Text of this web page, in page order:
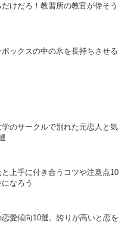
けだろ！教習所の教官が偉そう
ックスの中の氷を長持ちさせる
のサークルで別れた元恋人と気
上手に付き合うコツや注意点10
なろう
愛傾向10選。誇りが高いと恋を